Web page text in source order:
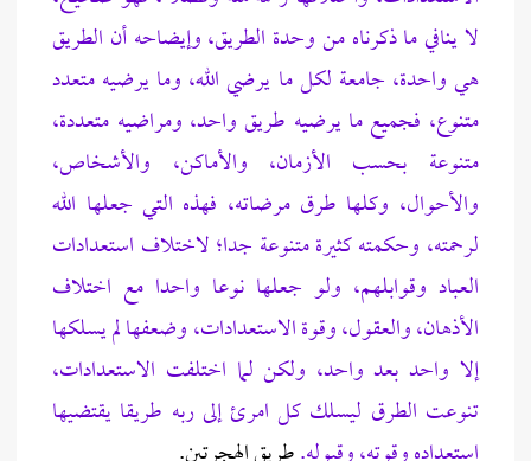
لا ينافي ما ذكرناه من وحدة الطريق، وإيضاحه أن الطريق
هي واحدة، جامعة لكل ما يرضي الله، وما يرضيه متعدد
متنوع، فجميع ما يرضيه طريق واحد، ومراضيه متعددة،
متنوعة بحسب الأزمان، والأماكن، والأشخاص،
والأحوال، وكلها طرق مرضاته، فهذه التي جعلها الله
لرحمته، وحكمته كثيرة متنوعة جدا؛ لاختلاف استعدادات
العباد وقوابلهم، ولو جعلها نوعا واحدا مع اختلاف
الأذهان، والعقول، وقوة الاستعدادات، وضعفها لم يسلكها
إلا واحد بعد واحد، ولكن لما اختلفت الاستعدادات،
تنوعت الطرق ليسلك كل امرئ إلى ربه طريقا يقتضيها